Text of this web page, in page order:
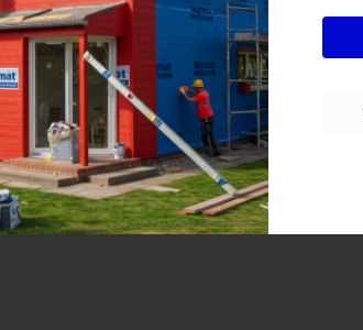
Solaio H.16x40x100
14,64 €